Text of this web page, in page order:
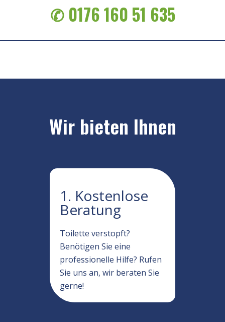
✆ 0176 160 51 635
Wir bieten Ihnen
1. Kostenlose
Beratung
Toilette verstopft?
Benötigen Sie eine
professionelle Hilfe? Rufen
Sie uns an, wir beraten Sie
gerne!